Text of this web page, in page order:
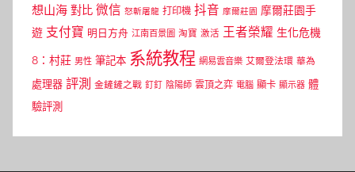
想山海 對比 微信 怒斬屠龍 打印機 抖音 摩爾莊園 摩爾莊園手
遊 支付寶 明日方舟 江南百景圖 淘寶 激活 王者榮耀 生化危機
8：村莊 男性 筆記本 系統教程 網易雲音樂 艾爾登法環 華為
處理器 評測 金鏟鏟之戰 釘釘 陰陽師 雲頂之弈 電腦 顯卡 顯示器 體
驗評測